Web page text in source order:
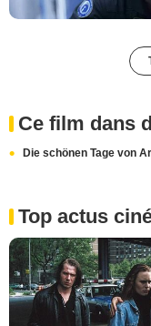
Ce film dans
Die schönen Tage von
Top actus